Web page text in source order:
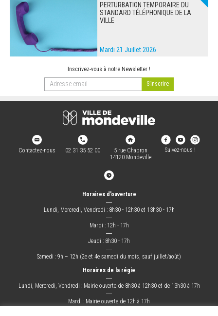
PERTURBATION TEMPORAIRE DU
STANDARD TÉLÉPHONIQUE DE LA
VILLE
Mardi 21 Juillet 2026
Inscrivez-vous à notre Newsletter !
Contactez-nous 02 31 35 52 00
5 rue Chapron
14120 Mondeville
Suivez-nous !
Horaires d'ouverture
―
Lundi, Mercredi, Vendredi : 8h30 - 12h30 et 13h30 - 17h
―
Mardi : 12h - 17h
―
Jeudi : 8h30 - 17h
―
Samedi : 9h – 12h (2e et 4e samedi du mois, sauf juillet/août)
Horaires de la régie
―
Lundi, Mercredi, Vendredi : Mairie ouverte de 8h30 à 12h30 et de 13h30 à 17h
―
Mardi : Mairie ouverte de 12h à 17h